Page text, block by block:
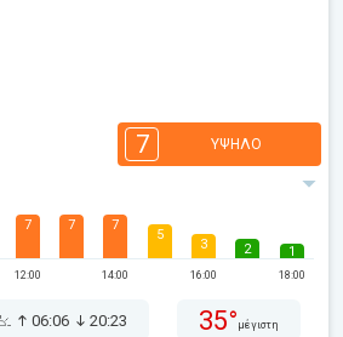
7 ΥΨΗΛΌ
7
12:00
7 7
14:00
5
3
16:00
2 1
18:00
06:06 20:23 35° μέγιστη